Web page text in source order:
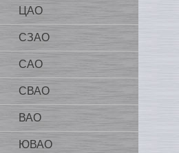
ЦАО
СЗАО
САО
СВАО
ВАО
ЮВАО